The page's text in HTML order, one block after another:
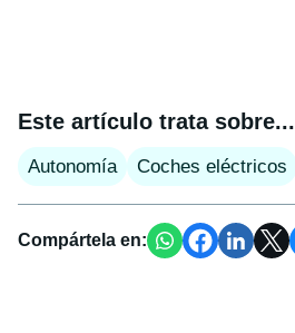
Este artículo trata sobre...
Autonomía Coches eléctricos
Compártela en: